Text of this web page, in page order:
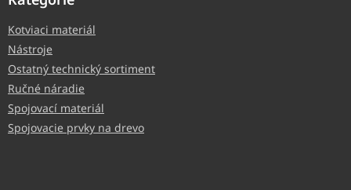
Kotviaci materiál
Nástroje
Ostatný technický sortiment
Ručné náradie
Spojovací materiál
Spojovacie prvky na drevo